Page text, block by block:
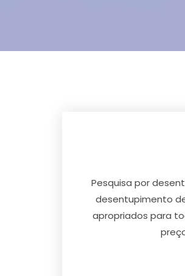
Pesquisa por
desentupimento
apropriados para